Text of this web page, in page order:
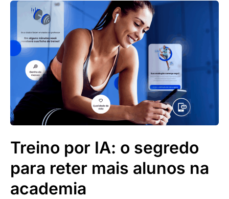
Treino por IA: o segredo
para reter mais alunos na
academia